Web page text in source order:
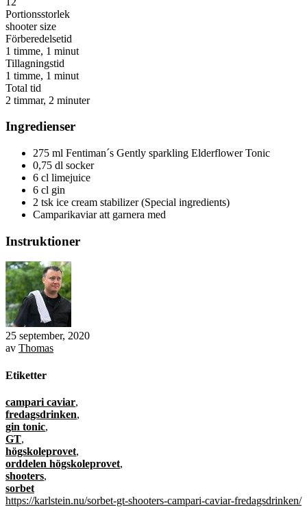
Portionsstorlek
shooter size
Förberedelsetid
1 timme, 1 minut
Tillagningstid
1 timme, 1 minut
Total tid
2 timmar, 2 minuter
Ingredienser
275 ml Fentiman´s Gently sparkling Elderflower Tonic
0,75 dl socker
6 cl limejuice
6 cl gin
2 tsk ice cream stabilizer (Special ingredients)
Camparikaviar att garnera med
Instruktioner
25 september, 2020
av Thomas
Etiketter
campari caviar,
fredagsdrinken,
gin tonic,
GT,
högskoleprovet,
orddelen högskoleprovet,
shooters,
sorbet
https://karlstein.nu/sorbet-gt-shooters-campari-caviar-fredagsdrinken/